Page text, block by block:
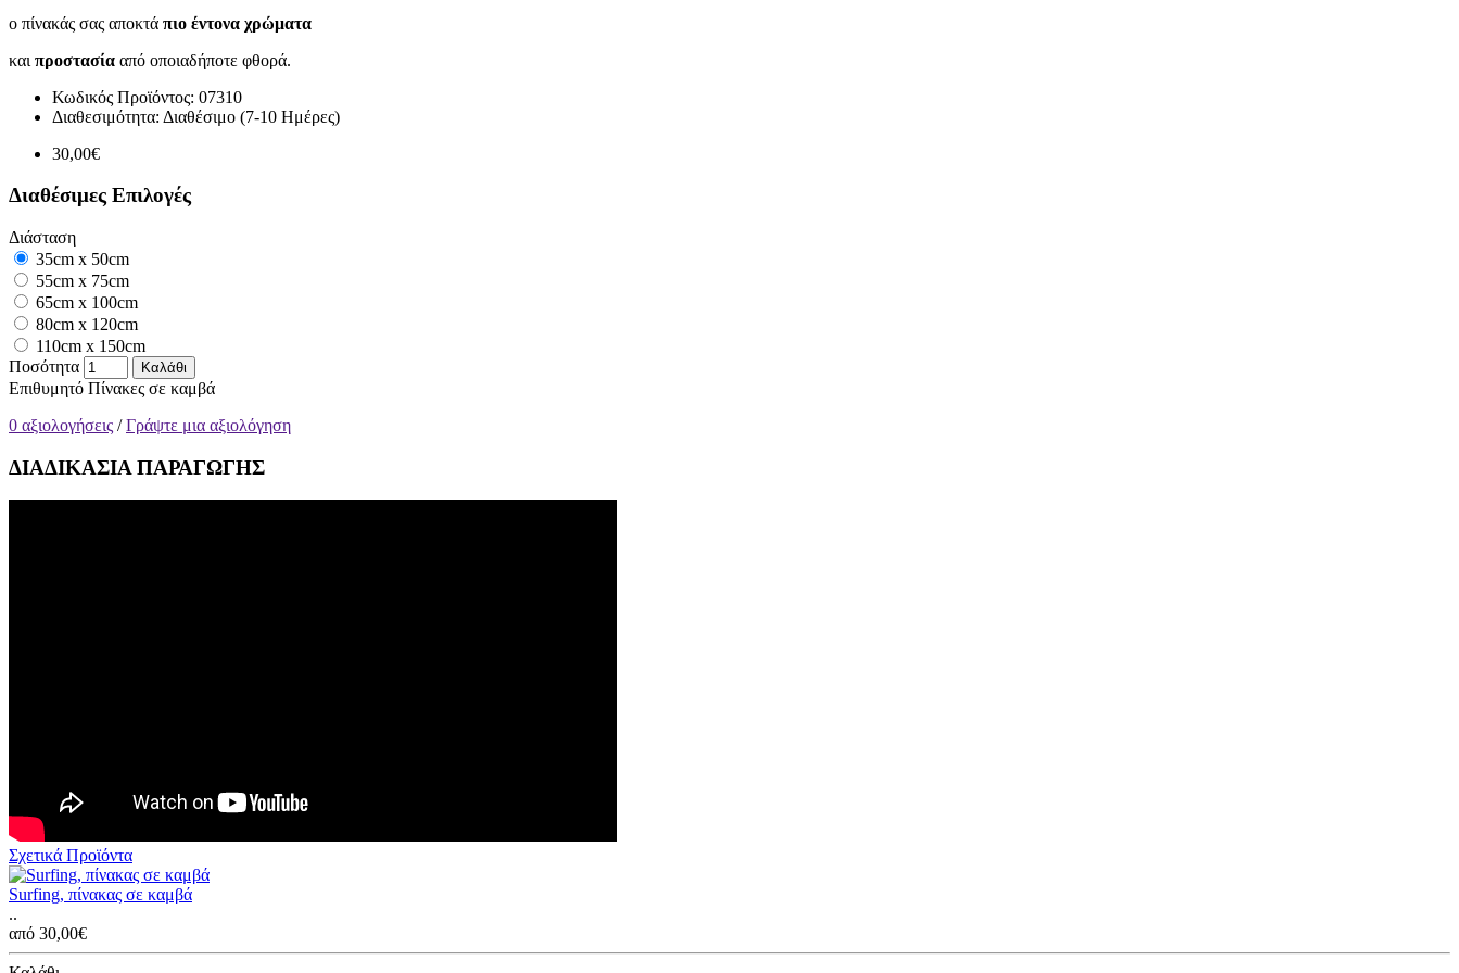
ο πίνακάς σας αποκτά πιο έντονα χρώματα
και προστασία από οποιαδήποτε φθορά.
Κωδικός Προϊόντος: 07310
Διαθεσιμότητα: Διαθέσιμο (7-10 Ημέρες)
30,00€
Διαθέσιμες Επιλογές
Διάσταση
35cm x 50cm
55cm x 75cm
65cm x 100cm
80cm x 120cm
110cm x 150cm
Ποσότητα
Καλάθι
Επιθυμητό Πίνακες σε καμβά
0 αξιολογήσεις /Γράψτε μια αξιολόγηση
ΔΙΑΔΙΚΑΣΙΑ ΠΑΡΑΓΩΓΗΣ
Σχετικά Προϊόντα
Surfing, πίνακας σε καμβά
..
από 30,00€